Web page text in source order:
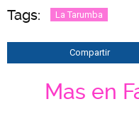
Tags: La Tarumba
Compartir
Mas en